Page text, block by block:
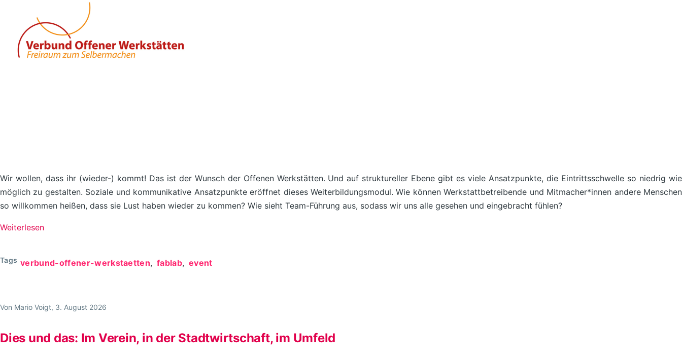
Wir wollen, dass ihr (wieder-) kommt! Das ist der Wunsch der Offenen Werkstätten. Und auf struktureller Ebene gibt es viele Ansatzpunkte, die Eintrittsschwelle so niedrig wie
möglich zu gestalten. Soziale und kommunikative Ansatzpunkte eröffnet dieses Weiterbildungsmodul. Wie können Werkstattbetreibende und Mitmacher*innen andere Menschen
so willkommen heißen, dass sie Lust haben wieder zu kommen? Wie sieht Team-Führung aus, sodass wir uns alle gesehen und eingebracht fühlen?
Weiterlesen
um
//
Tags verbund-offener-werkstaetten fablab event
Von Mario Voigt , 3. August 2026
Dies und das: Im Verein, in der Stadtwirtschaft, im Umfeld